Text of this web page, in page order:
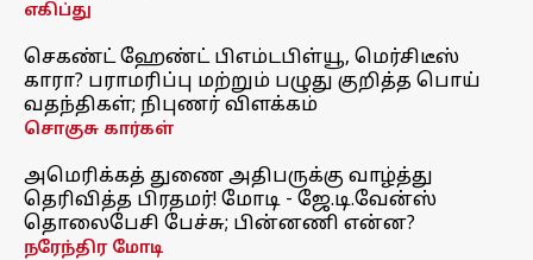
எகிப்து
செகண்ட் ஹேண்ட் பிஎம்டபிள்யூ, மெர்சிடீஸ்
காரா? பராமரிப்பு மற்றும் பழுது குறித்த பொய்
வதந்திகள்; நிபுணர் விளக்கம்
சொகுசு கார்கள்
அமெரிக்கத் துணை அதிபருக்கு வாழ்த்து
தெரிவித்த பிரதமர்! மோடி - ஜே.டி.வேன்ஸ்
தொலைபேசி பேச்சு; பின்னணி என்ன?
நரேந்திர மோடி